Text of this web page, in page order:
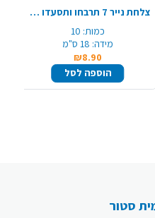
צלחת נייר 7 תרבחו ותסעדו 10 יח' - זהב
כמות: 10
מידה: 18 ס"מ
₪8.90
הוספה לסל
סטור